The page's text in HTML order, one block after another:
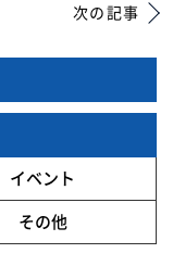
次の記事
イベント
その他